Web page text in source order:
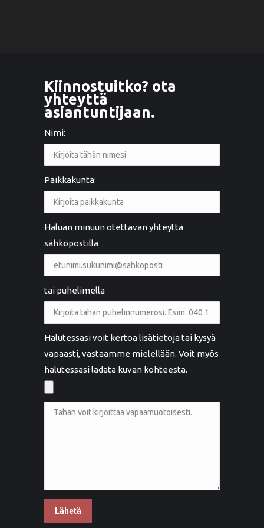
Kiinnostuitko? ota
yhteyttä
asiantuntijaan.
Nimi:
Paikkakunta:
Haluan minuun otettavan yhteyttä
sähköpostilla
tai puhelimella
Halutessasi voit kertoa lisätietoja tai kysyä
vapaasti, vastaamme mielellään. Voit myös
halutessasi ladata kuvan kohteesta.